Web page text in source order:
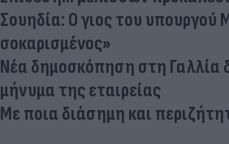
Σουηδία: Ο γιος του υπουργού
σοκαρισμένος»
Νέα δημοσκόπηση στη Γαλλία
μήνυμα της εταιρείας
Με ποια διάσημη και